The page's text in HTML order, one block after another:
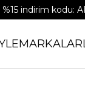
indirim kodu:
MARKALAR